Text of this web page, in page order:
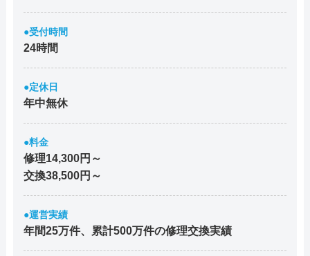
●受付時間
24時間
●定休日
年中無休
●料金
修理14,300円～
交換38,500円～
●運営実績
年間25万件、累計500万件の修理交換実績